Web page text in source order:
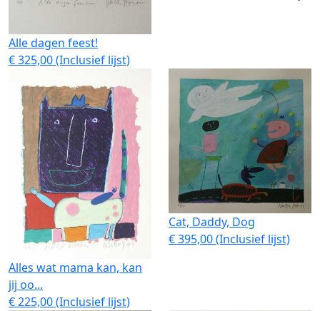
Alle dagen feest!
€ 325,00 (Inclusief lijst)
Alles wat mama kan, kan
jij oo...
€ 225,00 (Inclusief lijst)
Cat, Daddy, Dog
€ 395,00 (Inclusief lijst)